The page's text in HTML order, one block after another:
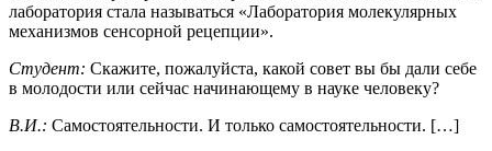
лаборатория стала называться «Лаборатория молекулярных
механизмов сенсорной рецепции».
Студент: Скажите, пожалуйста, какой совет вы бы дали себе
в молодости или сейчас начинающему в науке человеку?
В.И.: Самостоятельности. И только самостоятельности. […]